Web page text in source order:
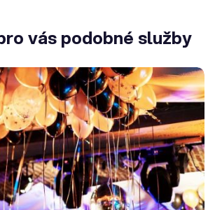
vás podobné služby